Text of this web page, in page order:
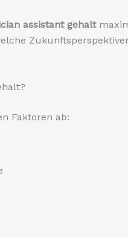
assistant gehalt
Faktoren ab: